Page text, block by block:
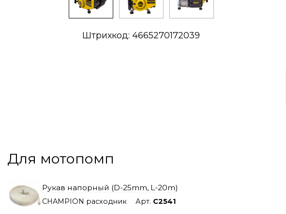
Штрихкод: 4665270172039
Для мотопомп
Рукав напорный (D-25mm, L-20m)
CHAMPION расходник Арт. C2541